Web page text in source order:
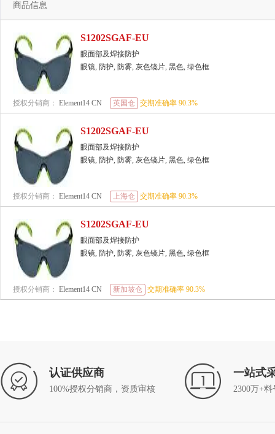
商品信息
授权分销商： Element14 CN 英国仓 交期准确率 90.3%
S1202SGAF-EU
眼面部及焊接防护
眼镜, 防护, 防雾, 灰色镜片, 黑色, 绿色框
授权分销商： Element14 CN 上海仓 交期准确率 90.3%
S1202SGAF-EU
眼面部及焊接防护
眼镜, 防护, 防雾, 灰色镜片, 黑色, 绿色框
授权分销商： Element14 CN 新加坡仓 交期准确率 90.3%
S1202SGAF-EU
眼面部及焊接防护
眼镜, 防护, 防雾, 灰色镜片, 黑色, 绿色框
认证供应商
100%授权分销商，资质审核
一站式
2300万+